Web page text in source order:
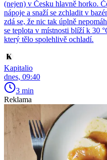
(nejen) v Česku hlavně horko.
nápoje a snaží se zchladit v
zdá se, že nic tak úplně
se teplota v místnosti blíží k 30
který tělo spolehlivě ochladí.
Kapitalio
dnes, 09:40
3 min
Reklama